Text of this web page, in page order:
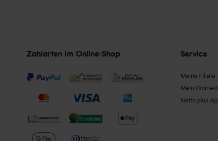
Zahlarten im Online-Shop Service
Meine Filiale
Mein Online-
Netto plus